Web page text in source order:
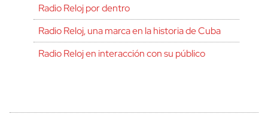
Radio Reloj por dentro
Radio Reloj, una marca en la historia de Cuba
Radio Reloj en interacción con su público